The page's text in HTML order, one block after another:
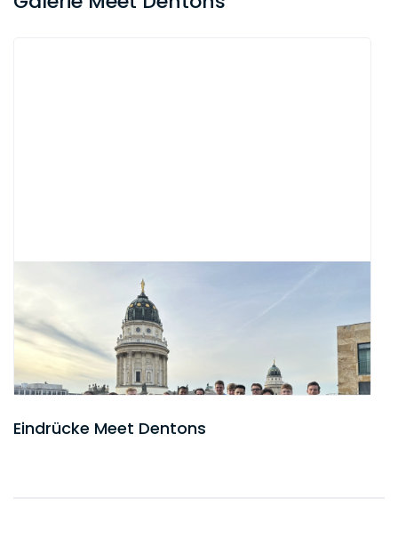
Eindrücke Meet Dentons